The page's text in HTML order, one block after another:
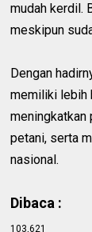
mudah kerdil.
meskipun
Dengan
memiliki lebih
meningkatkan
petani, serta
nasional.
Dibaca :
103,621